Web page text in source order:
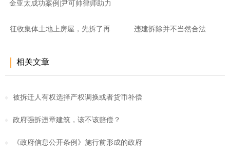
金亚太成功案例|尹可帅律师助力
征收集体土地上房屋，先拆了再 违建拆除并不当然合法
相关文章
被拆迁人有权选择产权调换或者货币补偿
政府强拆违章建筑，该不该赔偿？
《政府信息公开条例》施行前形成的政府